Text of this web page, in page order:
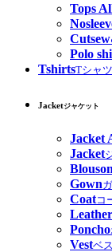
Tops
Polo
TshirtsTシャツ
Jacketジャケット
Jacket
Jacket
Blouson
Gown
Coatコ
Poncho
Vestベ